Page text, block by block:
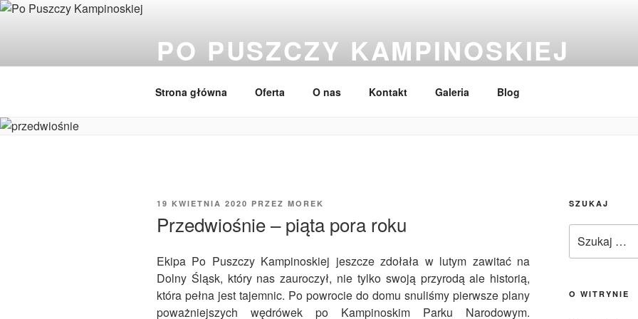
Przejdź
PO PUSZCZY KAMPINOSKIEJ
Strona główna Oferta O nas Kontakt Galeria Blog
OPUBLIKOWANE
19 KWIETNIA 2020 PRZEZ MOREK
Przedwiośnie – piąta pora roku
Ekipa Po Puszczy Kampinoskiej jeszcze zdołała w lutym zawitać na
Dolny Śląsk, który nas zauroczył, nie tylko swoją przyrodą ale historią,
która pełna jest tajemnic. Po powrocie do domu snuliśmy pierwsze plany
poważniejszych wędrówek po Kampinoskim Parku Narodowym.
SZUKAJ
O WITRYNIE